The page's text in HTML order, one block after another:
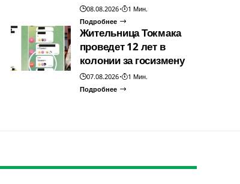
08.08.2026
1 Мин.
Подробнее
Жительница Токмака
проведет 12 лет в
колонии за госизмену
07.08.2026
1 Мин.
Подробнее